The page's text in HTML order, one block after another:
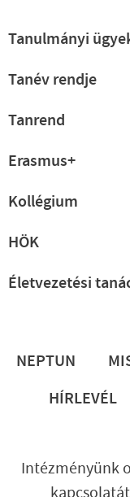
Tanulmányi
Tanév rendje
Tanrend
Erasmus+
Kollégium
HÖK
Életvezetési
Lábléc
NEPTUN
HÍRLEVÉL
Intézményünk